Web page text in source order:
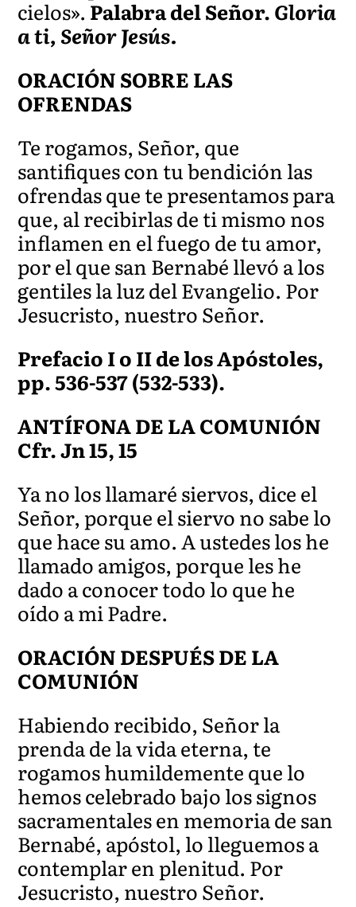
cielos». Palabra del Señor.Gloria
a ti, Señor Jesús.
ORACIÓN SOBRE LAS
OFRENDAS
Te rogamos, Señor, que
santifiques con tu bendición las
ofrendas que te presentamos para
que, al recibirlas de ti mismo nos
inflamen en el fuego de tu amor,
por el que san Bernabé llevó a los
gentiles la luz del Evangelio. Por
Jesucristo, nuestro Señor.
Prefacio I o II de los Apóstoles,
pp. 536-537 (532-533).
ANTÍFONA DE LA COMUNIÓN
Cfr. Jn 15, 15
Ya no los llamaré siervos, dice el
Señor, porque el siervo no sabe lo
que hace su amo. A ustedes los he
llamado amigos, porque les he
dado a conocer todo lo que he
oído a mi Padre.
ORACIÓN DESPUÉS DE LA
COMUNIÓN
Habiendo recibido, Señor la
prenda de la vida eterna, te
rogamos humildemente que lo
hemos celebrado bajo los signos
sacramentales en memoria de san
Bernabé, apóstol, lo lleguemos a
contemplar en plenitud. Por
Jesucristo, nuestro Señor.